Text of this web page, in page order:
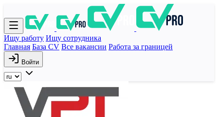
Ищу работу Ищу сотрудника
Главная База CV Все вакансии Работа за границей
Войти